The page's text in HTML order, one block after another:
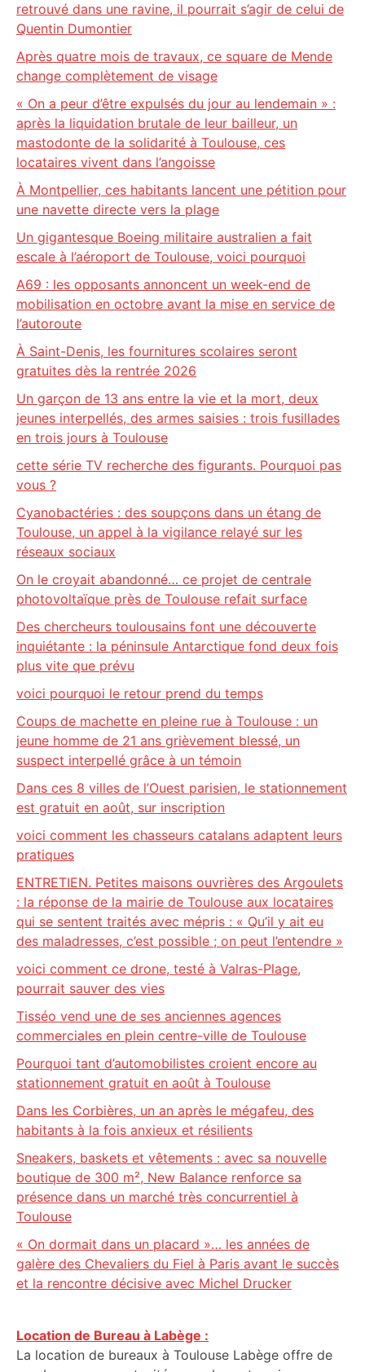
retrouvé dans une ravine, il pourrait s’agir de celui de
Quentin Dumontier
Après quatre mois de travaux, ce square de Mende
change complètement de visage
« On a peur d’être expulsés du jour au lendemain » :
après la liquidation brutale de leur bailleur, un
mastodonte de la solidarité à Toulouse, ces
locataires vivent dans l’angoisse
À Montpellier, ces habitants lancent une pétition pour
une navette directe vers la plage
Un gigantesque Boeing militaire australien a fait
escale à l’aéroport de Toulouse, voici pourquoi
A69 : les opposants annoncent un week-end de
mobilisation en octobre avant la mise en service de
l’autoroute
À Saint-Denis, les fournitures scolaires seront
gratuites dès la rentrée 2026
Un garçon de 13 ans entre la vie et la mort, deux
jeunes interpellés, des armes saisies : trois fusillades
en trois jours à Toulouse
cette série TV recherche des figurants. Pourquoi pas
vous ?
Cyanobactéries : des soupçons dans un étang de
Toulouse, un appel à la vigilance relayé sur les
réseaux sociaux
On le croyait abandonné… ce projet de centrale
photovoltaïque près de Toulouse refait surface
Des chercheurs toulousains font une découverte
inquiétante : la péninsule Antarctique fond deux fois
plus vite que prévu
voici pourquoi le retour prend du temps
Coups de machette en pleine rue à Toulouse : un
jeune homme de 21 ans grièvement blessé, un
suspect interpellé grâce à un témoin
Dans ces 8 villes de l’Ouest parisien, le stationnement
est gratuit en août, sur inscription
voici comment les chasseurs catalans adaptent leurs
pratiques
ENTRETIEN. Petites maisons ouvrières des Argoulets
: la réponse de la mairie de Toulouse aux locataires
qui se sentent traités avec mépris : « Qu’il y ait eu
des maladresses, c’est possible ; on peut l’entendre »
voici comment ce drone, testé à Valras-Plage,
pourrait sauver des vies
Tisséo vend une de ses anciennes agences
commerciales en plein centre-ville de Toulouse
Pourquoi tant d’automobilistes croient encore au
stationnement gratuit en août à Toulouse
Dans les Corbières, un an après le mégafeu, des
habitants à la fois anxieux et résilients
Sneakers, baskets et vêtements : avec sa nouvelle
boutique de 300 m², New Balance renforce sa
présence dans un marché très concurrentiel à
Toulouse
« On dormait dans un placard »… les années de
galère des Chevaliers du Fiel à Paris avant le succès
et la rencontre décisive avec Michel Drucker
Location de Bureau à Labège :
La location de bureaux à Toulouse Labège offre de